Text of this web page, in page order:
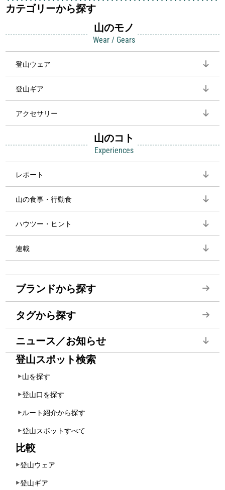
カテゴリーから探す
山のモノ
Wear / Gears
登山ウェア
登山ギア
アクセサリー
山のコト
Experiences
レポート
山の食事・行動食
ハウツー・ヒント
連載
ブランドから探す
タグから探す
ニュース／お知らせ
登山スポット検索
山を探す
登山口を探す
ルート紹介から探す
登山スポットすべて
比較
登山ウェア
登山ギア